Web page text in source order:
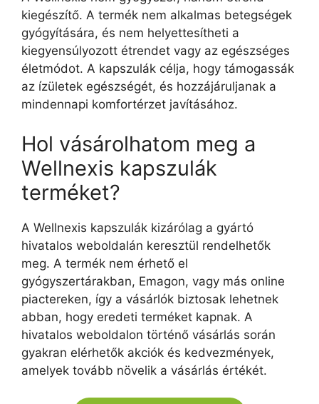
kiegészítő. A termék nem alkalmas betegségek
gyógyítására, és nem helyettesítheti a
kiegyensúlyozott étrendet vagy az egészséges
életmódot. A kapszulák célja, hogy támogassák
az ízületek egészségét, és hozzájáruljanak a
mindennapi komfortérzet javításához.
Hol vásárolhatom meg a
Wellnexis kapszulák
terméket?
A Wellnexis kapszulák kizárólag a gyártó
hivatalos weboldalán keresztül rendelhetők
meg. A termék nem érhető el
gyógyszertárakban, Emagon, vagy más online
piactereken, így a vásárlók biztosak lehetnek
abban, hogy eredeti terméket kapnak. A
hivatalos weboldalon történő vásárlás során
gyakran elérhetők akciók és kedvezmények,
amelyek tovább növelik a vásárlás értékét.